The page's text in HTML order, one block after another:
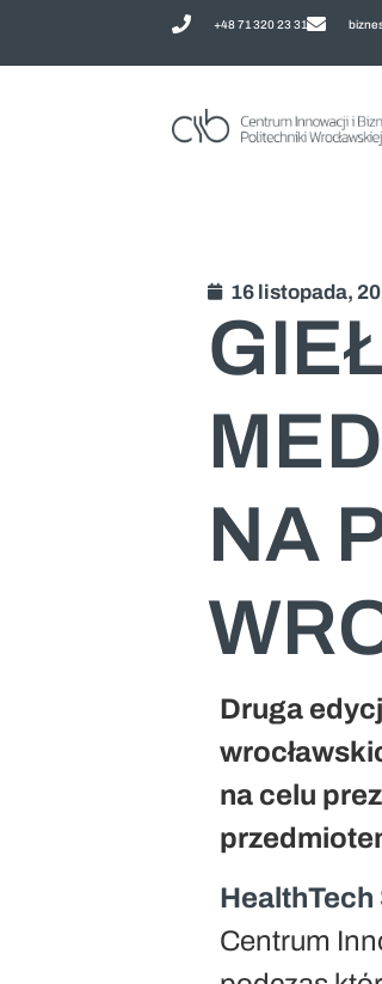
+48 71 320 23 31
16 listopada,
NA
Druga
na celu
Centrum